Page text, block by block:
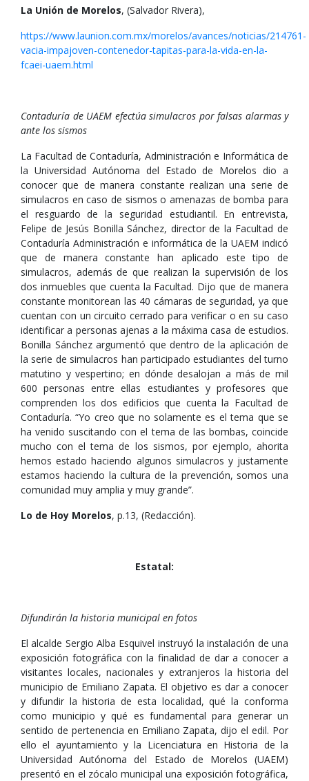
La Unión de Morelos, (Salvador Rivera),
https://www.launion.com.mx/morelos/avances/noticias/214761-
vacia-impajoven-contenedor-tapitas-para-la-vida-en-la-
fcaei-uaem.html
Contaduría de UAEM efectúa simulacros por falsas alarmas y
ante los sismos
La Facultad de Contaduría, Administración e Informática de
la Universidad Autónoma del Estado de Morelos dio a
conocer que de manera constante realizan una serie de
simulacros en caso de sismos o amenazas de bomba para
el resguardo de la seguridad estudiantil. En entrevista,
Felipe de Jesús Bonilla Sánchez, director de la Facultad de
Contaduría Administración e informática de la UAEM indicó
que de manera constante han aplicado este tipo de
simulacros, además de que realizan la supervisión de los
dos inmuebles que cuenta la Facultad. Dijo que de manera
constante monitorean las 40 cámaras de seguridad, ya que
cuentan con un circuito cerrado para verificar o en su caso
identificar a personas ajenas a la máxima casa de estudios.
Bonilla Sánchez argumentó que dentro de la aplicación de
la serie de simulacros han participado estudiantes del turno
matutino y vespertino; en dónde desalojan a más de mil
600 personas entre ellas estudiantes y profesores que
comprenden los dos edificios que cuenta la Facultad de
Contaduría. “Yo creo que no solamente es el tema que se
ha venido suscitando con el tema de las bombas, coincide
mucho con el tema de los sismos, por ejemplo, ahorita
hemos estado haciendo algunos simulacros y justamente
estamos haciendo la cultura de la prevención, somos una
comunidad muy amplia y muy grande”.
Lo de Hoy Morelos, p.13, (Redacción).
Estatal:
Difundirán la historia municipal en fotos
El alcalde Sergio Alba Esquivel instruyó la instalación de una
exposición fotográfica con la finalidad de dar a conocer a
visitantes locales, nacionales y extranjeros la historia del
municipio de Emiliano Zapata. El objetivo es dar a conocer
y difundir la historia de esta localidad, qué la conforma
como municipio y qué es fundamental para generar un
sentido de pertenencia en Emiliano Zapata, dijo el edil. Por
ello el ayuntamiento y la Licenciatura en Historia de la
Universidad Autónoma del Estado de Morelos (UAEM)
presentó en el zócalo municipal una exposición fotográfica,